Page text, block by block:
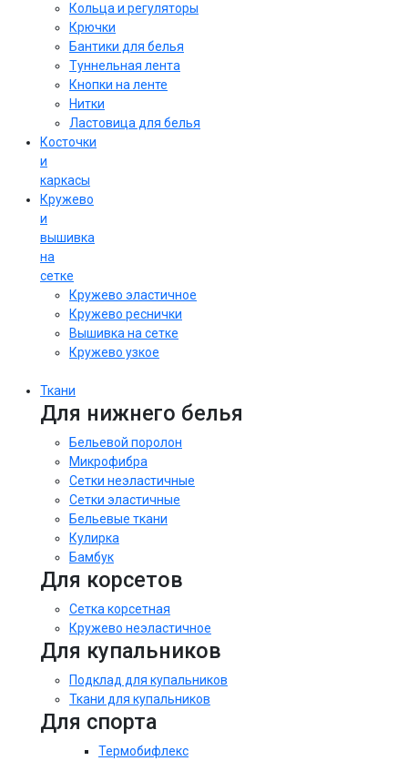
Кольца и регуляторы
Крючки
Бантики для белья
Туннельная лента
Кнопки на ленте
Нитки
Ластовица для белья
Косточки
и
каркасы
Кружево
и
вышивка
на
сетке
Кружево эластичное
Кружево реснички
Вышивка на сетке
Кружево узкое
Ткани
Для нижнего белья
Бельевой поролон
Микрофибра
Сетки неэластичные
Сетки эластичные
Бельевые ткани
Кулирка
Бамбук
Для корсетов
Сетка корсетная
Кружево неэластичное
Для купальников
Подклад для купальников
Ткани для купальников
Для спорта
Термобифлекс